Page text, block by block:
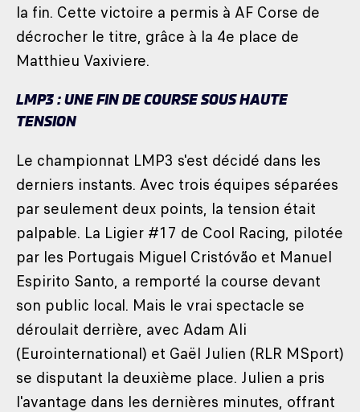
la fin. Cette victoire a permis à AF Corse de
décrocher le titre, grâce à la 4e place de
Matthieu Vaxiviere.
LMP3 : UNE FIN DE COURSE SOUS HAUTE
TENSION
Le championnat LMP3 s'est décidé dans les
derniers instants. Avec trois équipes séparées
par seulement deux points, la tension était
palpable. La Ligier #17 de Cool Racing, pilotée
par les Portugais Miguel Cristóvão et Manuel
Espirito Santo, a remporté la course devant
son public local. Mais le vrai spectacle se
déroulait derrière, avec Adam Ali
(Eurointernational) et Gaël Julien (RLR MSport)
se disputant la deuxième place. Julien a pris
l'avantage dans les dernières minutes, offrant